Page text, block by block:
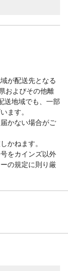
が配送先となる
およびその他離
送地域でも、一部
ます。
かない場合がご
かねます。
をカインズ以外
の規定に則り厳